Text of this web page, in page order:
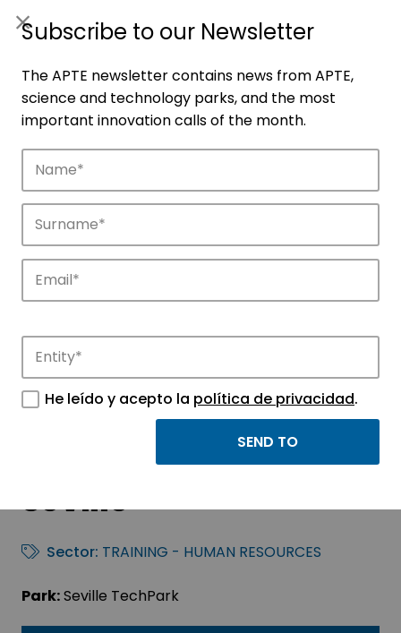
Companies
Discover the companies that drive
Lycée Français
International de
Séville
Sector: TRAINING - HUMAN RESOURCES
Park:Seville TechPark
Subscribe to our Newsletter
The APTE newsletter contains news from APTE,
science and technology parks, and the most
important innovation calls of the month.
He leído y acepto la política de privacidad.